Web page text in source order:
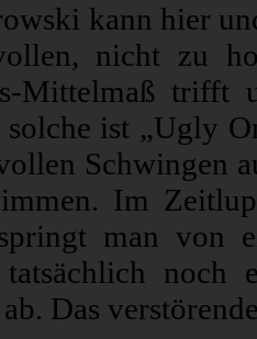
kann hier
nicht zu
Mittelmaß
ist „Ugly
Schwingen
Im
man von
noch
Das